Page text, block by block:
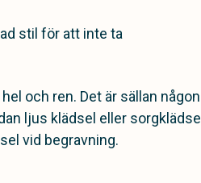
stil för att inte ta
och ren. Det är sällan någon
ljus klädsel eller sorgklädsel
vid begravning.